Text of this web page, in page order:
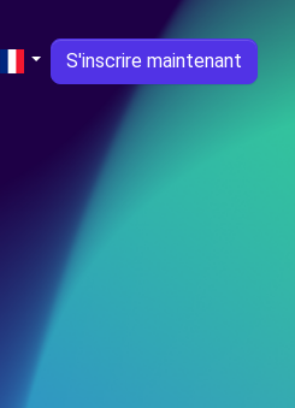
S'inscrire maintenant